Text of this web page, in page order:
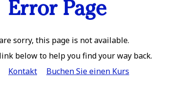
Error Page
sorry, this page is not available.
below to help you find your way back.
Kontakt Buchen Sie einen Kurs